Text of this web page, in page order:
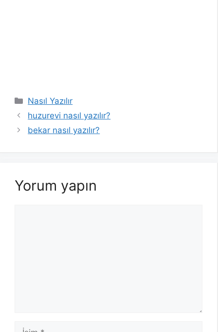
Kategoriler
Nasıl Yazılır
huzurevi nasıl yazılır?
bekar nasıl yazılır?
Yorum yapın
İsim